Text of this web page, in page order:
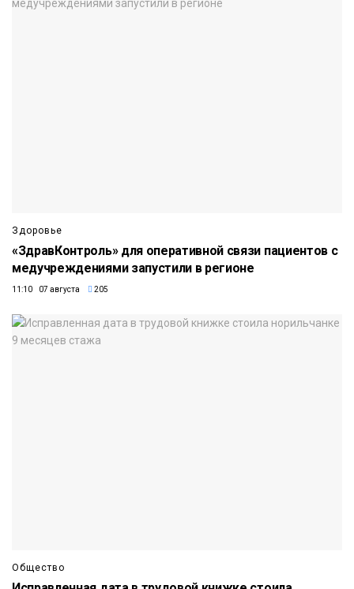
Здоровье
«ЗдравКонтроль» для оперативной связи пациентов с
медучреждениями запустили в регионе
11:10 07 августа 205
Общество